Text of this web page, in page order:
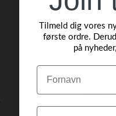
Tilmeld dig vores
første ordre.
på
Navn
Email